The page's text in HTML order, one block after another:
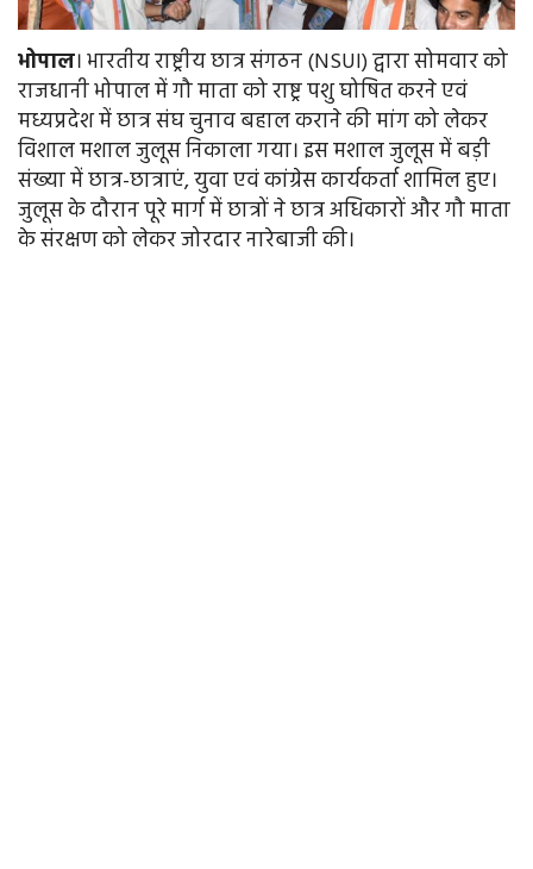
भोपाल। भारतीय राष्ट्रीय छात्र संगठन (NSUI) द्वारा सोमवार को
राजधानी भोपाल में गौ माता को राष्ट्र पशु घोषित करने एवं
मध्यप्रदेश में छात्र संघ चुनाव बहाल कराने की मांग को लेकर
विशाल मशाल जुलूस निकाला गया। इस मशाल जुलूस में बड़ी
संख्या में छात्र-छात्राएं, युवा एवं कांग्रेस कार्यकर्ता शामिल हुए।
जुलूस के दौरान पूरे मार्ग में छात्रों ने छात्र अधिकारों और गौ माता
के संरक्षण को लेकर जोरदार नारेबाजी की।